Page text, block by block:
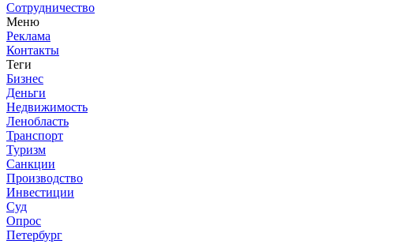
Сотрудничество
Меню
Реклама
Контакты
Теги
Бизнес
Деньги
Недвижимость
Ленобласть
Транспорт
Туризм
Санкции
Производство
Инвестиции
Суд
Опрос
Петербург